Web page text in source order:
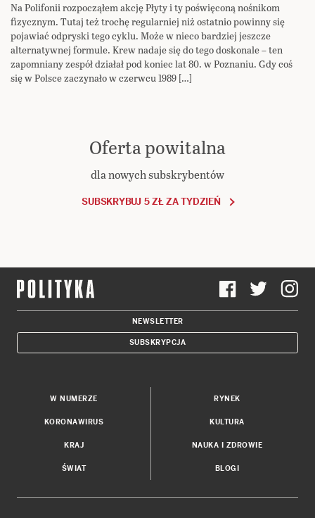
Na Polifonii rozpocząłem akcję Płyty i ty poświęconą nośnikom
fizycznym. Tutaj też trochę regularniej niż ostatnio powinny się
pojawiać odpryski tego cyklu. Może w nieco bardziej jeszcze
alternatywnej formule. Krew nadaje się do tego doskonale – ten
zapomniany zespół działał pod koniec lat 80. w Poznaniu. Gdy coś
się w Polsce zaczynało w czerwcu 1989 […]
Oferta powitalna
dla nowych subskrybentów
SUBSKRYBUJ 5 ZŁ ZA TYDZIEŃ
NEWSLETTER
SUBSKRYPCJA
W NUMERZE
KORONAWIRUS
KRAJ
ŚWIAT
RYNEK
KULTURA
NAUKA I ZDROWIE
BLOGI